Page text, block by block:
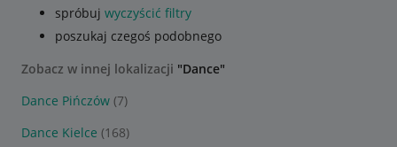
spróbuj wyczyścić filtry
poszukaj czegoś podobnego
Zobacz w innej lokalizacji "Dance"
Dance Pińczów (7)
Dance Kielce (168)